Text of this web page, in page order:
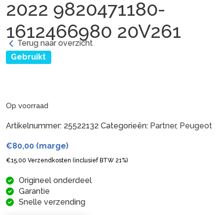
2022 9820471180-
1612466980 20V261
Gebruikt
Terug naar overzicht
Op voorraad
Artikelnummer: 25522132 Categorieën: Partner, Peugeot
€80,00 (marge)
€15,00 Verzendkosten (inclusief BTW 21%)
Origineel onderdeel
Garantie
Snelle verzending